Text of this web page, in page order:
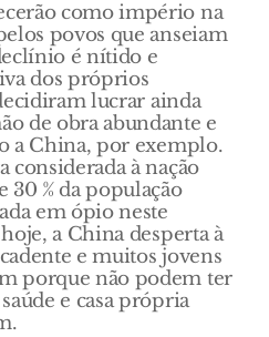
como império na
povos que anseiam
é nítido e
dos próprios
lucrar ainda
de obra abundante e
a China, por exemplo.
considerada à nação
30 % da população
em ópio neste
a China desperta à
e muitos jovens
porque não podem ter
e casa própria